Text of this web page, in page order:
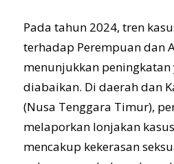
Pada tahun 2024, tren
terhadap Perempuan dan
menunjukkan
diabaikan. Di daerah dan
(Nusa Tenggara Timur),
melaporkan lonjakan
mencakup kekerasan